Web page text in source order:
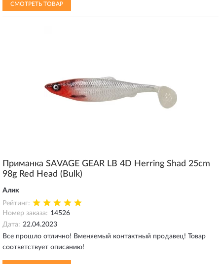
СМОТРЕТЬ ТОВАР
Приманка SAVAGE GEAR LB 4D Herring Shad 25cm
98g Red Head (Bulk)
Алик
Рейтинг:
Номер заказа: 14526
Дата: 22.04.2023
Все прошло отлично! Вменяемый контактный продавец! Товар
соответствует описанию!